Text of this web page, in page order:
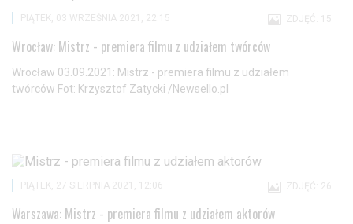
ZDJĘĆ: 15
PIĄTEK, 03 WRZEŚNIA 2021, 22:15
Wrocław: Mistrz - premiera filmu z udziałem twórców
Wrocław 03.09.2021: Mistrz - premiera filmu z udziałem
twórców Fot: Krzysztof Zatycki /Newsello.pl
ZDJĘĆ: 26
PIĄTEK, 27 SIERPNIA 2021, 12:06
Warszawa: Mistrz - premiera filmu z udziałem aktorów